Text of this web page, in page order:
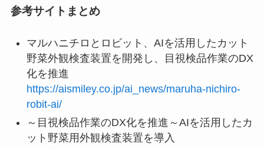
参考サイトまとめ
マルハニチロとロビット、AIを活用したカット
野菜外観検査装置を開発し、目視検品作業のDX
化を推進
https://aismiley.co.jp/ai_news/maruha-nichiro-
robit-ai/
～目視検品作業のDX化を推進～AIを活用したカ
ット野菜用外観検査装置を導入